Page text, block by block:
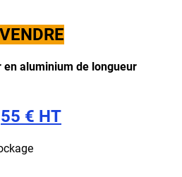
aluminium de longueur
€ HT